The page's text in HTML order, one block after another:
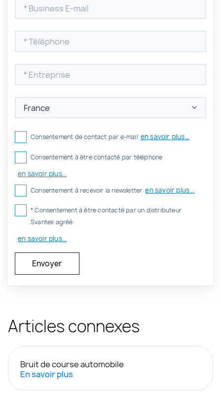
Consentement de contact par e-mail en savoir plus...
Consentement à être contacté par téléphone
en savoir plus...
Consentement à recevoir la newsletter en savoir plus...
* Consentement à être contacté par un distributeur
Svantek agréé
en savoir plus...
Articles connexes
Bruit de course automobile
En savoir plus